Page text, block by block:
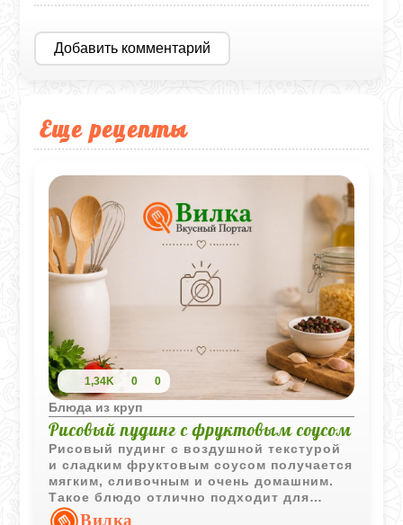
Добавить комментарий
Еще рецепты
1,34K 0 0
Блюда из круп
Рисовый пудинг с фруктовым соусом
Рисовый пудинг с воздушной текстурой
и сладким фруктовым соусом получается
мягким, сливочным и очень домашним.
Такое блюдо отлично подходит для
детского десерта или уютного семейного
Вилка